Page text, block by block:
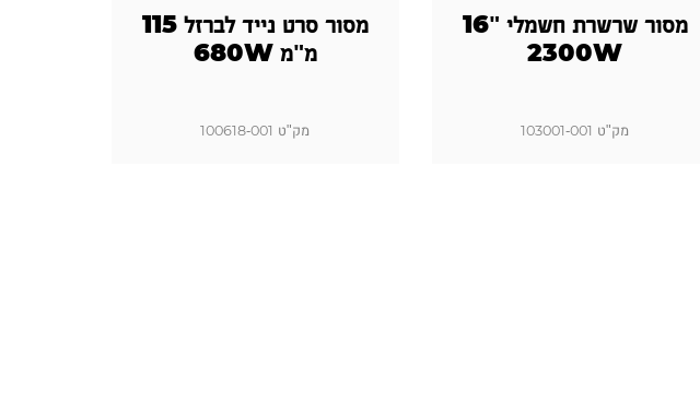
מסור שרשרת חשמלי "16
2300W
מק"ט 103001-001
מסור סרט נייד לברזל 115
מ"מ 680W
מק"ט 100618-001